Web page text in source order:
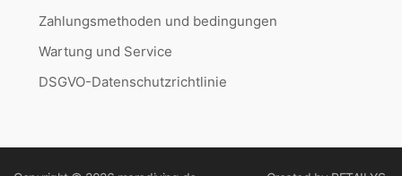
Zahlungsmethoden und bedingungen
Wartung und Service
DSGVO-Datenschutzrichtlinie